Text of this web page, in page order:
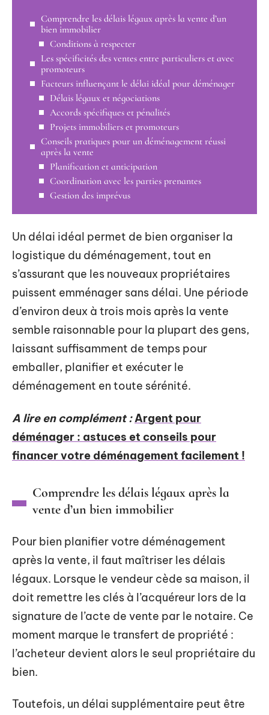
Comprendre les délais légaux après la vente d’un
bien immobilier
Conditions à respecter
Les spécificités des ventes entre particuliers et avec
promoteurs
Facteurs influençant le délai idéal pour déménager
Délais légaux et négociations
Accords spécifiques et pénalités
Projets immobiliers et promoteurs
Conseils pratiques pour un déménagement réussi
après la vente
Planification et anticipation
Coordination avec les parties prenantes
Gestion des imprévus
Un délai idéal permet de bien organiser la
logistique du déménagement, tout en
s’assurant que les nouveaux propriétaires
puissent emménager sans délai. Une période
d’environ deux à trois mois après la vente
semble raisonnable pour la plupart des gens,
laissant suffisamment de temps pour
emballer, planifier et exécuter le
déménagement en toute sérénité.
A lire en complément : Argent pour
déménager : astuces et conseils pour
financer votre déménagement facilement !
Comprendre les délais légaux après la
vente d’un bien immobilier
Pour bien planifier votre déménagement
après la vente, il faut maîtriser les délais
légaux. Lorsque le vendeur cède sa maison, il
doit remettre les clés à l’acquéreur lors de la
signature de l’acte de vente par le notaire. Ce
moment marque le transfert de propriété :
l’acheteur devient alors le seul propriétaire du
bien.
Toutefois, un délai supplémentaire peut être